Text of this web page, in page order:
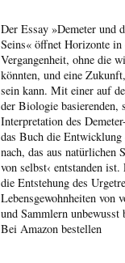
Der Essay »Demeter und
Seins« öffnet Horizonte in
Vergangenheit, ohne die
könnten, und eine
sein kann. Mit einer auf
der Biologie basierenden,
Interpretation des
das Buch die Entwicklung
nach, das aus natürlichen
von selbst‹ entstanden
die Entstehung des
Lebensgewohnheiten von
und Sammlern unbewusst
Bei Amazon bestellen